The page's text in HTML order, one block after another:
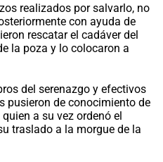
realizados por salvarlo, no
con ayuda de
rescatar el cadáver del
la poza y lo colocaron a
del serenazgo y efectivos
pusieron de conocimiento de
a su vez ordenó el
traslado a la morgue de la